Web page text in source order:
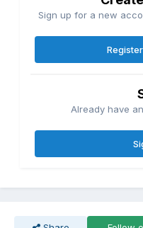
Sign up for a new
Already have